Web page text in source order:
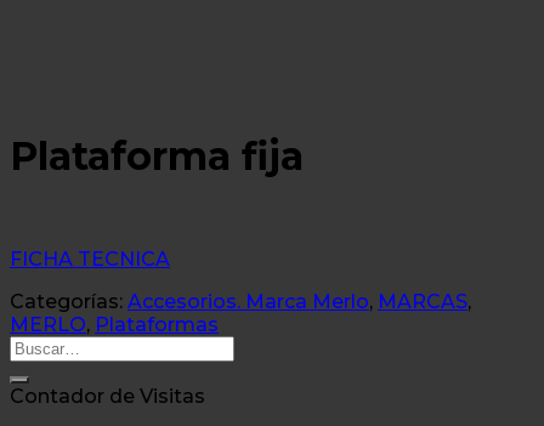
Plataforma fija
FICHA TECNICA
Categorías: Accesorios. Marca Merlo, MARCAS,
MERLO, Plataformas
Buscar
Contador de Visitas